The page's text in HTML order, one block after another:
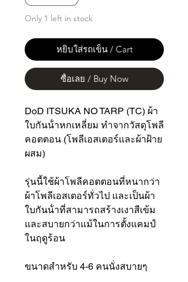
Only 1 left in stock
หยิบใส่รถเข็น / Cart
ซื้อเลย / Buy Now
DoD ITSUKA NO TARP (TC) ผ้า
ใบกันน้ําหกเหลี่ยม ทําจากวัสดุโพลี
คอตตอน (โพลีเอสเตอร์และผ้าฝ้าย
ผสม)
รุ่นนี้ใช้ผ้าโพลีคอตตอนที่หนากว่า
ผ้าโพลีเอสเตอร์ทั่วไป และเป็นผ้า
ใบกันน้ําที่สามารถสร้างเงาสีเข้ม
และสบายกว่าแม้ในการตั้งแคมป์
ในฤดูร้อน
ขนาดสำหรับ 4-6 คนนั่งสบายๆ